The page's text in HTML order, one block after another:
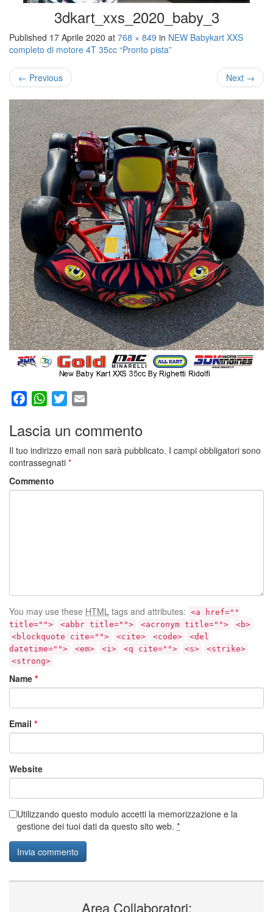
3dkart_xxs_2020_baby_3
Published 17 Aprile 2020 at 768 × 849 in NEW Babykart XXS
completo di motore 4T 35cc “Pronto pista”
← Previous Next →
FacebookWhatsApp
Twitter
Lascia un commento
Il tuo indirizzo email non sarà pubblicato. I campi obbligatori sono
contrassegnati *
Commento
You may use these HTML tags and attributes: <a href=""
title="">
<abbr title=""> <acronym title="">
<b>
<blockquote cite="">
<cite> <code>
<del
datetime="">
<em> <i> <q cite=""> <s>
<strike>
<strong>
Name *
Email *
Website
Utilizzando questo modulo accetti la memorizzazione e la
gestione dei tuoi dati da questo sito web. *
Area Collaboratori: